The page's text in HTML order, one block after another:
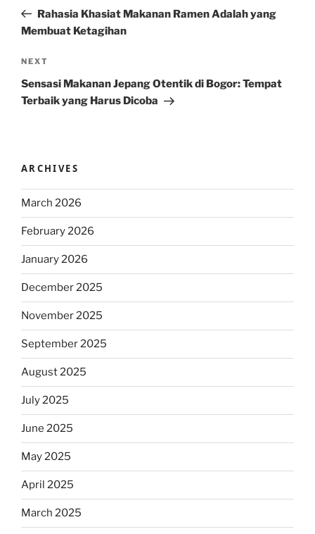
PostRahasia Khasiat Makanan Ramen Adalah yang
Membuat Ketagihan
Next
Post
NEXT
Sensasi Makanan Jepang Otentik di Bogor: Tempat
Terbaik yang Harus Dicoba
ARCHIVES
March 2026
February 2026
January 2026
December 2025
November 2025
September 2025
August 2025
July 2025
June 2025
May 2025
April 2025
March 2025